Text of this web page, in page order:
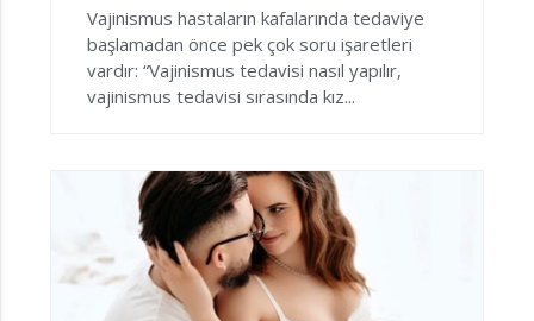
Vajinismus hastaların kafalarında tedaviye
başlamadan önce pek çok soru işaretleri
vardır: “Vajinismus tedavisi nasıl yapılır,
vajinismus tedavisi sırasında kız...